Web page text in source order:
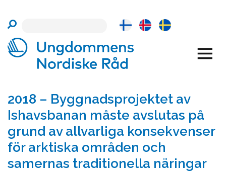
2018 – Byggnadsprojektet av
Ishavsbanan måste avslutas på
grund av allvarliga konsekvenser
för arktiska områden och
samernas traditionella näringar